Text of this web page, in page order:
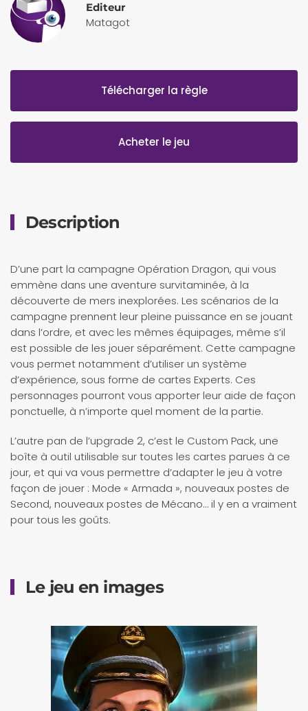
Editeur
Matagot
Télécharger la règle
Acheter le jeu
Description
D’une part la campagne Opération Dragon, qui vous
emmène dans une aventure survitaminée, à la
découverte de mers inexplorées. Les scénarios de la
campagne prennent leur pleine puissance en se jouant
dans l’ordre, et avec les mêmes équipages, même s’il
est possible de les jouer séparément. Cette campagne
vous permet notamment d’utiliser un système
d’expérience, sous forme de cartes Experts. Ces
personnages pourront vous apporter leur aide de façon
ponctuelle, à n’importe quel moment de la partie.
L’autre pan de l’upgrade 2, c’est le Custom Pack, une
boîte à outil utilisable sur toutes les cartes parues à ce
jour, et qui va vous permettre d’adapter le jeu à votre
façon de jouer : Mode « Armada », nouveaux postes de
Second, nouveaux postes de Mécano… il y en a vraiment
pour tous les goûts.
Le jeu en images